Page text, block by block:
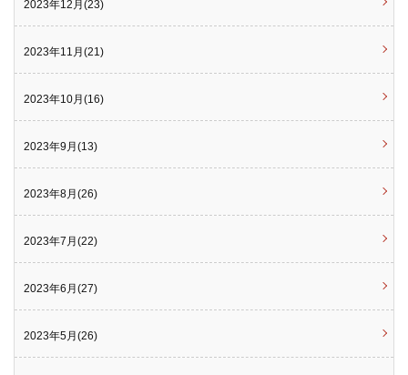
2023年12月(23)
2023年11月(21)
2023年10月(16)
2023年9月(13)
2023年8月(26)
2023年7月(22)
2023年6月(27)
2023年5月(26)